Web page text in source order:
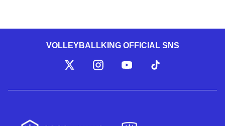
VOLLEYBALLKING OFFICIAL SNS